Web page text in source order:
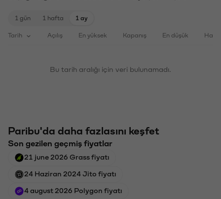
1 gün 1 hafta 1 ay
Tarih Açılış En yüksek Kapanış En düşük
Bu tarih aralığı için veri bulunamadı.
Paribu'da daha fazlasını keşfet
Son gezilen geçmiş fiyatlar
21 june 2026 Grass fiyatı
24 Haziran 2024 Jito fiyatı
4 august 2026 Polygon fiyatı